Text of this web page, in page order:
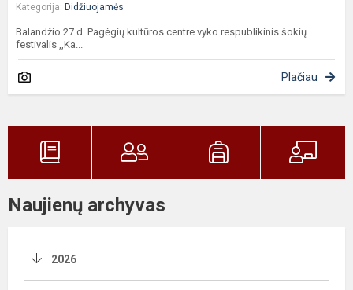
Kategorija: Didžiuojamės
Balandžio 27 d. Pagėgių kultūros centre vyko respublikinis šokių
festivalis ,,Ka...
Plačiau
Naujienų archyvas
2026